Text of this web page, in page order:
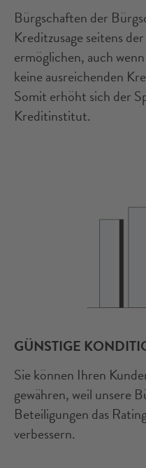
Bürgschaften der
Kreditzusage seitens
ermöglichen, auch
keine ausreichenden
Somit erhöht sich der
Kreditinstitut.
GÜNSTIGE
Sie können Ihren
gewähren, weil unsere
Beteiligungen das
verbessern.